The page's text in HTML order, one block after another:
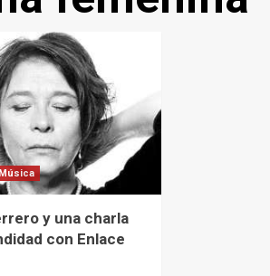
Música
y una charla
con Enlace